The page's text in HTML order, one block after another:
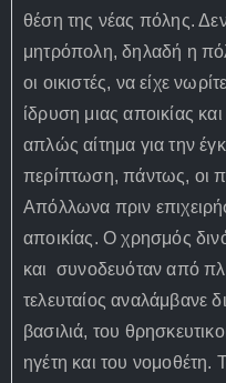
θέση της νέας πόλης. Δεν
μητρόπολη, δηλαδή η
οι οικιστές, να είχε
ίδρυση μιας αποικίας
απλώς αίτημα για την
περίπτωση, πάντως, οι
Απόλλωνα πριν
αποικίας. Ο χρησμός
και συνοδευόταν από
τελευταίος αναλάμβανε
βασιλιά, του
ηγέτη και του νομοθέτη.